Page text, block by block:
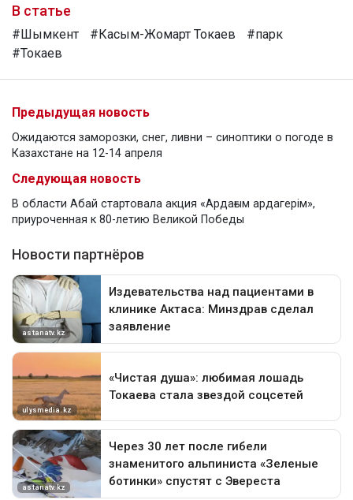
В статье
#Шымкент #Касым-Жомарт Токаев
#парк
#Токаев
Предыдущая новость
Ожидаются заморозки, снег, ливни – синоптики о погоде в
Казахстане на 12-14 апреля
Следующая новость
В области Абай стартовала акция «Ардағым ардагерім»,
приуроченная к 80-летию Великой Победы